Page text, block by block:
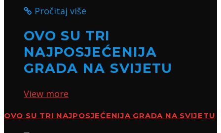
Pročitaj više
OVO SU TRI
NAJPOSJEĆENIJA
GRADA NA SVIJETU
View more
OVO SU TRI NAJPOSJEĆENIJA GRADA NA SVIJETU